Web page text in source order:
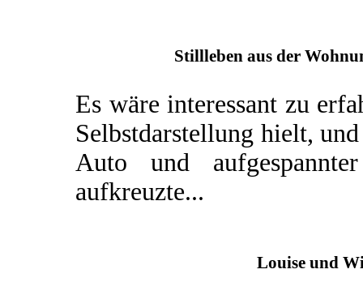
Stillleben aus der
Es wäre interessant zu
Selbstdarstellung hielt,
Auto und
aufkreuzte...
Louise und